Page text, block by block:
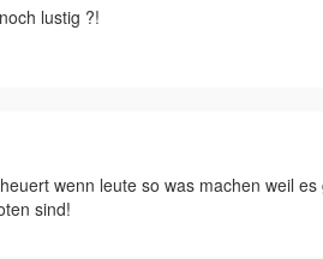
lustig ?!
wenn leute so was machen weil
sind!